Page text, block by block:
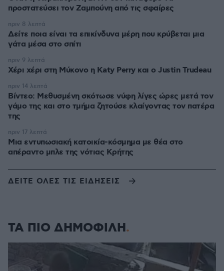
προστατεύσει τον Ζαμπούνη από τις σφαίρες
Δείτε ποια είναι τα επικίνδυνα μέρη που κρύβεται μια
γάτα μέσα στο σπίτι
πριν 8 λεπτά
Χέρι χέρι στη Μύκονο η Katy Perry και ο Justin Trudeau
πριν 9 λεπτά
Βίντεο: Μεθυσμένη σκότωσε νύφη λίγες ώρες μετά τον
γάμο της και στο τμήμα ζητούσε κλαίγοντας τον πατέρα
της
πριν 14 λεπτά
Μια εντυπωσιακή κατοικία-κόσμημα με θέα στο
απέραντο μπλε της νότιας Κρήτης
πριν 17 λεπτά
ΔΕΙΤΕ ΟΛΕΣ ΤΙΣ ΕΙΔΗΣΕΙΣ
ΤΑ ΠΙΟ ΔΗΜΟΦΙΛΗ